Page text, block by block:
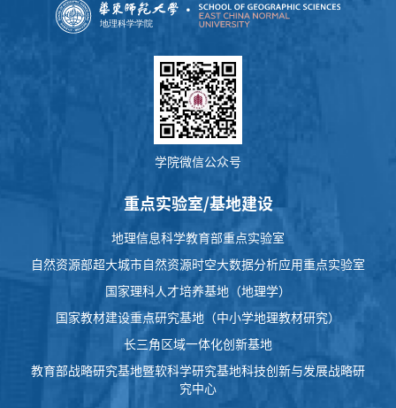
学院微信公众号
重点实验室/基地建设
地理信息科学教育部重点实验室
自然资源部超大城市自然资源时空大数据分析应用重点实验室
国家理科人才培养基地（地理学）
国家教材建设重点研究基地（中小学地理教材研究）
长三角区域一体化创新基地
教育部战略研究基地暨软科学研究基地科技创新与发展战略研
究中心